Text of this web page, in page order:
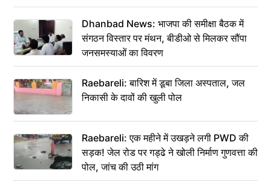
Dhanbad News: भाजपा की समीक्षा बैठक में
संगठन विस्तार पर मंथन, बीडीओ से मिलकर सौंपा
जनसमस्याओं का विवरण
Raebareli: बारिश में डूबा जिला अस्पताल, जल
निकासी के दावों की खुली पोल
Raebareli: एक महीने में उखड़ने लगी PWD की
सड़क! जेल रोड पर गड्ढे ने खोली निर्माण गुणवत्ता की
पोल, जांच की उठी मांग